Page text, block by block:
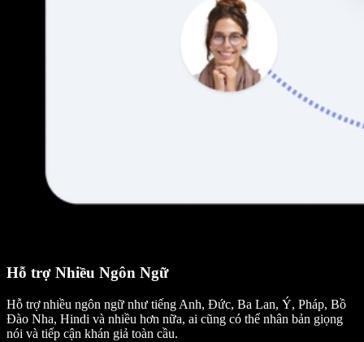
Hỗ trợ Nhiều Ngôn Ngữ
Hỗ trợ nhiều ngôn ngữ như tiếng Anh, Đức, Ba Lan, Ý, Pháp, Bồ
Đào Nha, Hindi và nhiều hơn nữa, ai cũng có thể nhân bản giọng
nói và tiếp cận khán giả toàn cầu.